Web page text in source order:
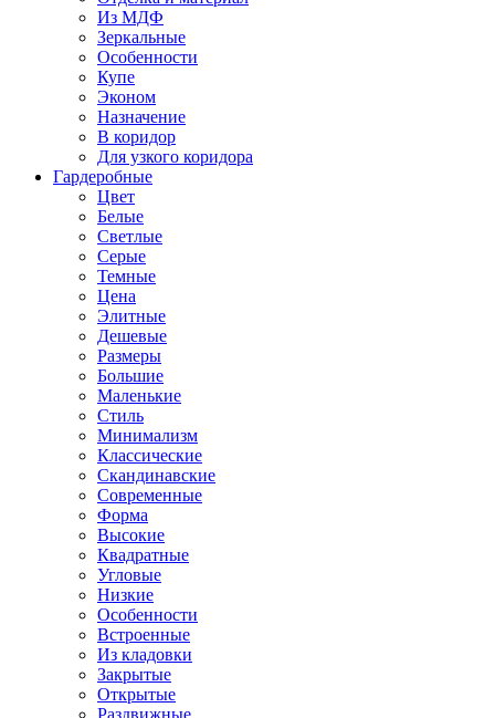
Из МДФ
Зеркальные
Особенности
Купе
Эконом
Назначение
В коридор
Для узкого коридора
Гардеробные
Цвет
Белые
Светлые
Серые
Темные
Цена
Элитные
Дешевые
Размеры
Большие
Маленькие
Стиль
Минимализм
Классические
Скандинавские
Современные
Форма
Высокие
Квадратные
Угловые
Низкие
Особенности
Встроенные
Из кладовки
Закрытые
Открытые
Раздвижные